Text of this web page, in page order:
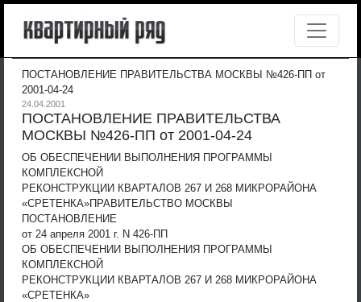
ПОСТАНОВЛЕНИЕ ПРАВИТЕЛЬСТВА МОСКВЫ №426-ПП от
2001-04-24
24.04.2001
ПОСТАНОВЛЕНИЕ ПРАВИТЕЛЬСТВА
МОСКВЫ №426-ПП от 2001-04-24
ОБ ОБЕСПЕЧЕНИИ ВЫПОЛНЕНИЯ ПРОГРАММЫ
КОМПЛЕКСНОЙ
РЕКОНСТРУКЦИИ КВАРТАЛОВ 267 И 268 МИКРОРАЙОНА
«СРЕТЕНКА»ПРАВИТЕЛЬСТВО МОСКВЫ
ПОСТАНОВЛЕНИЕ
от 24 апреля 2001 г. N 426-ПП
ОБ ОБЕСПЕЧЕНИИ ВЫПОЛНЕНИЯ ПРОГРАММЫ
КОМПЛЕКСНОЙ
РЕКОНСТРУКЦИИ КВАРТАЛОВ 267 И 268 МИКРОРАЙОНА
«СРЕТЕНКА»